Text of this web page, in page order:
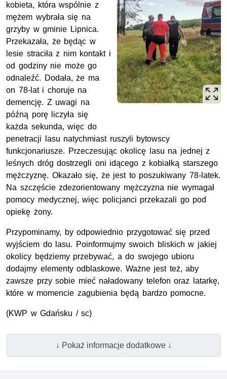
kobieta, która wspólnie z
mężem wybrała się na
grzyby w gminie Lipnica.
Przekazała, że będąc w
lesie straciła z nim kontakt i
od godziny nie może go
odnaleźć. Dodała, że ma
on 78-lat i choruje na
demencję. Z uwagi na
późną porę liczyła się
każda sekunda, więc do
penetracji lasu natychmiast ruszyli bytowscy
funkcjonariusze. Przeczesując okolicę lasu na jednej z
leśnych dróg dostrzegli oni idącego z kobiałką starszego
mężczyznę. Okazało się, że jest to poszukiwany 78-latek.
Na szczęście zdezorientowany mężczyzna nie wymagał
pomocy medycznej, więc policjanci przekazali go pod
opiekę żony.
Przypominamy, by odpowiednio przygotować się przed
wyjściem do lasu. Poinformujmy swoich bliskich w jakiej
okolicy będziemy przebywać, a do swojego ubioru
dodajmy elementy odblaskowe. Ważne jest też, aby
zawsze przy sobie mieć naładowany telefon oraz latarkę,
które w momencie zagubienia będą bardzo pomocne.
(KWP w Gdańsku / sc)
↓ Pokaż informacje dodatkowe ↓